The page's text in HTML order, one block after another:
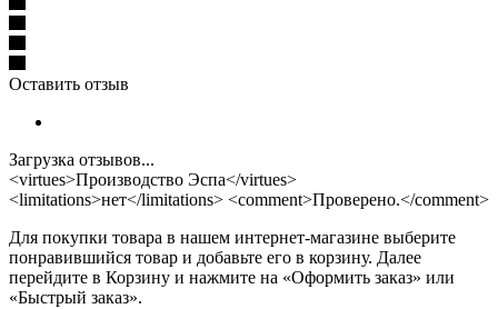
Оставить отзыв
Загрузка отзывов...
<virtues>Производство Эспа</virtues>
<limitations>нет</limitations> <comment>Проверено.</comment>
Для покупки товара в нашем интернет-магазине выберите
понравившийся товар и добавьте его в корзину. Далее
перейдите в Корзину и нажмите на «Оформить заказ» или
«Быстрый заказ».